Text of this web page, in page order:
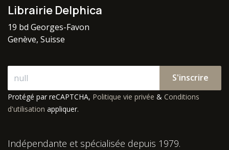
Librairie Delphica
19 bd Georges-Favon
Genève, Suisse
S'inscrire
Protégé par reCAPTCHA, Politique vie privée & Conditions
d'utilisation appliquer.
Indépendante et spécialisée depuis 1979.